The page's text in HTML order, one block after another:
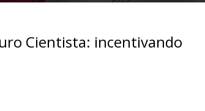
Cientista: incentivando